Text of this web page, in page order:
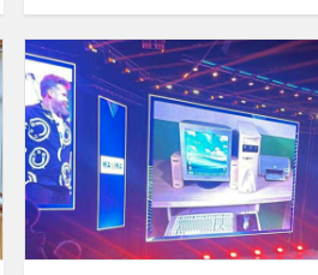
Jaunųjų
pedagogų
klubo
„Kryptis
mokytojas“ atidarymas